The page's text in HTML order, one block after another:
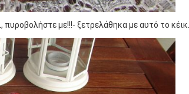
με!!!- ξετρελάθηκα με αυτό το κέικ…